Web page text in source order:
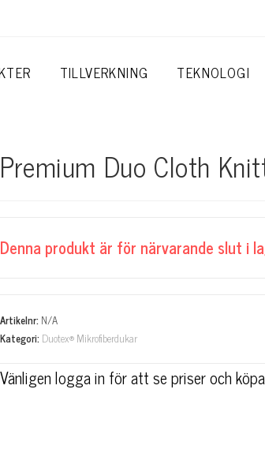
TILLVERKNING TEKNOLOGI
Premium Duo Cloth
Denna produkt är för närvarande slut i
t
r
Artikelnr: N/A
Kategori: Duotex® Mikrofiberdukar
Vänligen logga in för att se priser och köpa